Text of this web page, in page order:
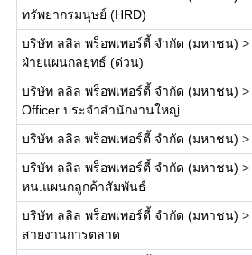
ทรัพยากรมนุษย์ (HRD)
บริษัท ลลิล พร็อพเพอร์ตี้ จำกัด (มหาชน) >
ฝ่ายแผนกลยุทธ์ (ด่วน)
บริษัท ลลิล พร็อพเพอร์ตี้ จำกัด (มหาชน) >
Officer ประจำสำนักงานใหญ่
บริษัท ลลิล พร็อพเพอร์ตี้ จำกัด (มหาชน) >
บริษัท ลลิล พร็อพเพอร์ตี้ จำกัด (มหาชน) >
หน.แผนกลูกค้าสัมพันธ์
บริษัท ลลิล พร็อพเพอร์ตี้ จำกัด (มหาชน) >
สายงานการตลาด